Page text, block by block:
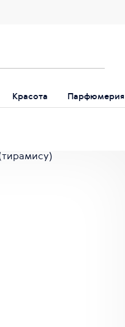
Красота Парфюмерия